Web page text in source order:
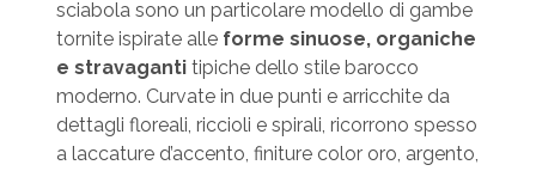
sciabola sono un particolare modello di gambe
tornite ispirate alle forme sinuose, organiche
e stravagantitipiche dello stile barocco
moderno. Curvate in due punti e arricchite da
dettagli floreali, riccioli e spirali, ricorrono spesso
a laccature d’accento, finiture color oro, argento,